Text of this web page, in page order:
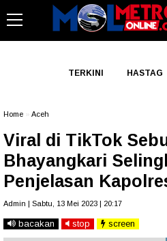
TERKINI HASTAG
Home Aceh
Viral di TikTok
Bhayangkari
Penjelasan
Admin | Sabtu, 13 Mei 2023 | 20:17
bacakan stop screen